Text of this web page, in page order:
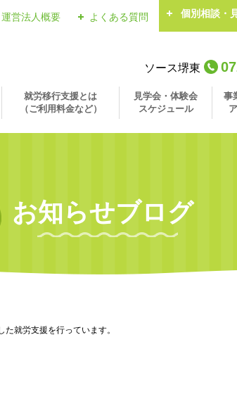
運営法人概要 よくある質問 個別相談・
ソース堺東
就労移行支援とは
（ご利用料金など）
見学会・体験会
スケジュール
事
お知らせブログ
就労支援を行っています。